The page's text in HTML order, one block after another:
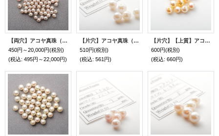
【両穴】アコヤ真珠（セミラウンド / ホワイト / 4mm UP）1個〜
450円～20,000円(税別)
(税込: 495円～22,000円)
【片穴】アコヤ真珠（ラウンド / ホワイト / 5mm UP）１個
510円(税別)
(税込: 561円)
【片穴】【上質】アコヤ真珠（ラウンド / イエロー / 4mm UP）１個
600円(税別)
(税込: 660円)